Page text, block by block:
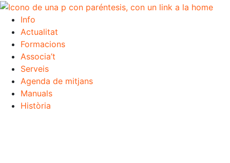
Info
Actualitat
Formacions
Associa’t
Serveis
Agenda de mitjans
Manuals
Història